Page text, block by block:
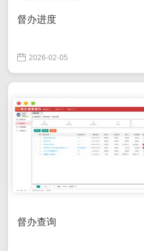
督办进度
2026-02-05
督办查询